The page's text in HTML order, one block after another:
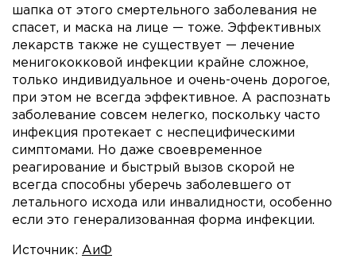
шапка от этого смертельного заболевания не
спасет, и маска на лице — тоже. Эффективных
лекарств также не существует — лечение
менигококковой инфекции крайне сложное,
только индивидуальное и очень-очень дорогое,
при этом не всегда эффективное. А распознать
заболевание совсем нелегко, поскольку часто
инфекция протекает с неспецифическими
симптомами. Но даже своевременное
реагирование и быстрый вызов скорой не
всегда способны уберечь заболевшего от
летального исхода или инвалидности, особенно
если это генерализованная форма инфекции.
Источник: АиФ